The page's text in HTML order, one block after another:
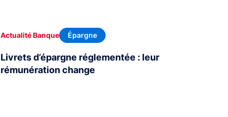
Actualité Banque Épargne
Livrets d’épargne réglementée : leur
rémunération change